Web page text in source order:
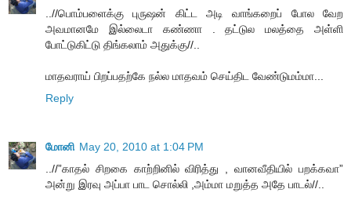
..//பொம்பளைக்கு புருஷன் கிட்ட அடி வாங்கறைப் போல வேற
அவமானமே இல்லைடா கண்ணா . தட்டுல மலத்தை அள்ளி
போட்டுகிட்டு திங்கலாம் அதுக்கு//..
மாதவராய் பிறப்பதற்கே நல்ல மாதவம் செய்திட வேண்டுமம்மா...
Reply
மோனி May 20, 2010 at 1:04 PM
..//”காதல் சிறகை காற்றினில் விரித்து , வானவீதியில் பறக்கவா”
அன்று இரவு அப்பா பாட சொல்லி ,அம்மா மறுத்த அதே பாடல்//..